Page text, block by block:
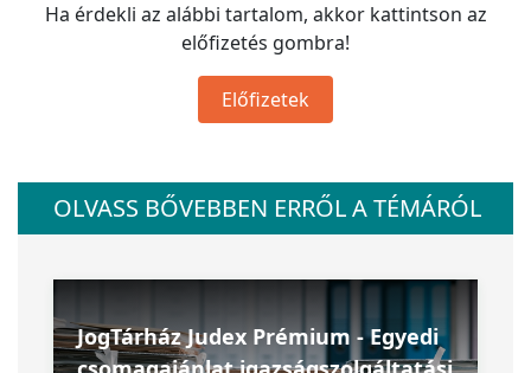
Ha érdekli az alábbi tartalom, akkor kattintson az
előfizetés gombra!
Előfizetek
OLVASS BŐVEBBEN ERRŐL A TÉMÁRÓL
JogTárház Judex Prémium - Egyedi